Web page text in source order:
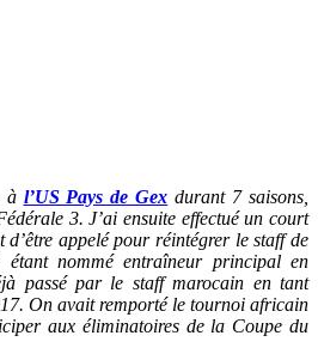
à l’US Pays de Gex durant 7 saisons,
3. J’ai ensuite effectué un court
appelé pour réintégrer le staff de
étant nommé entraîneur principal en
passé par le staff marocain en tant
On avait remporté le tournoi africain
aux éliminatoires de la Coupe du